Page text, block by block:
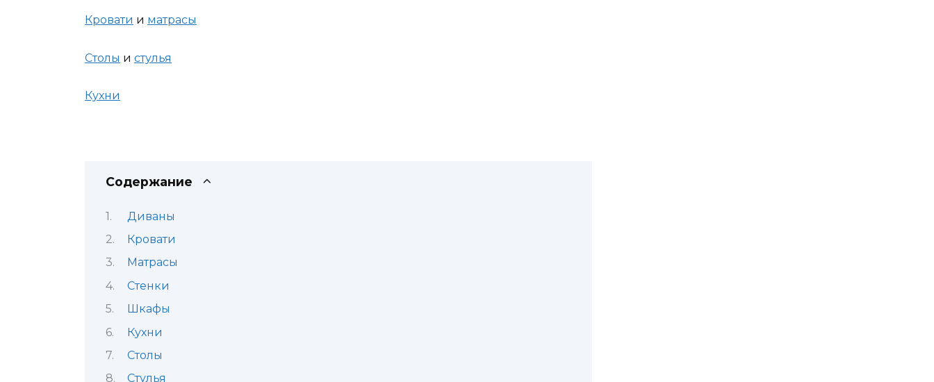
Кровати и матрасы
Столы и стулья
Кухни
Содержание
Диваны
Кровати
Матрасы
Стенки
Шкафы
Кухни
Столы
Стулья